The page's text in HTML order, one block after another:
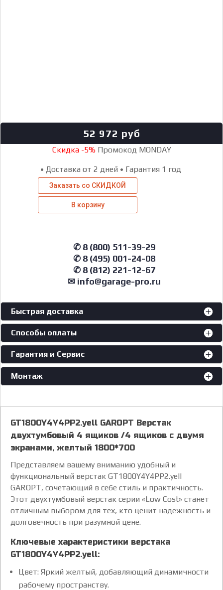
52 972 руб
Скидка -5%Промокод MONDAY
• Доставка от 2 дней • Гарантия 1 год
Заказать со СКИДКОЙ
В корзину
✆ 8 (800) 511-39-29
✆ 8 (495) 001-24-08
✆ 8 (812) 221-12-67
✉ info@garage-pro.ru
Быстрая доставка
Способы оплаты
Гарантия и Сервис
Монтаж
GT1800Y4Y4PP2.yell GAROPT Верстак
двухтумбовый 4 ящиков /4 ящиков с двумя
экранами, желтый 1800*700
Представляем вашему вниманию удобный и
функциональный верстак GT1800Y4Y4PP2.yell
GAROPT, сочетающий в себе стиль и практичность.
Этот двухтумбовый верстак серии «Low Cost» станет
отличным выбором для тех, кто ценит надежность и
долговечность при разумной цене.
Ключевые характеристики верстака
GT1800Y4Y4PP2.yell:
Цвет: Яркий желтый, добавляющий динамичности
рабочему пространству.